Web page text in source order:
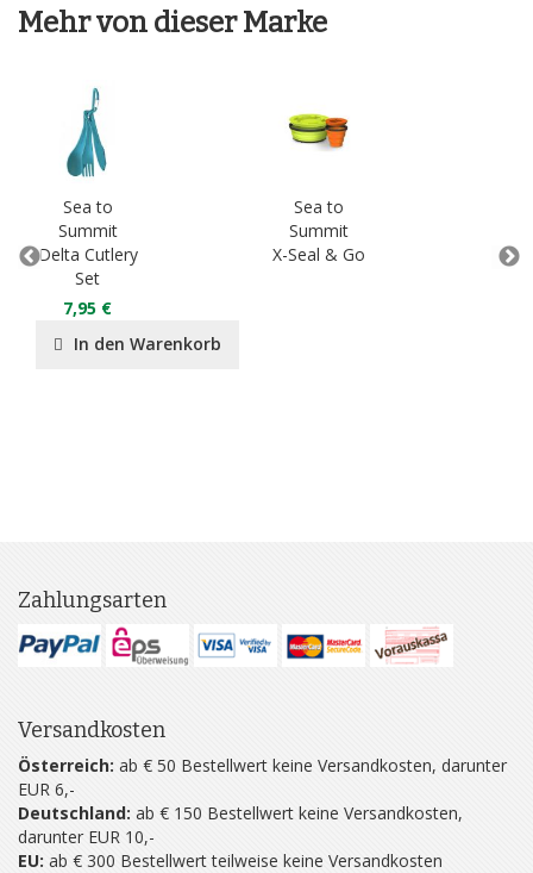
Mehr von dieser Marke
Sea to
Summit
Delta Cutlery
Set
7,95 €
In den Warenkorb
Sea to
Summit
X-Seal & Go
Zahlungsarten
Versandkosten
Österreich: ab € 50 Bestellwert keine Versandkosten, darunter
EUR 6,-
Deutschland: ab € 150 Bestellwert keine Versandkosten,
darunter EUR 10,-
EU: ab € 300 Bestellwert teilweise keine Versandkosten